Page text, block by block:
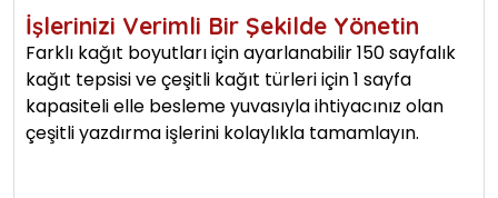
İşlerinizi Verimli Bir Şekilde Yönetin
Farklı kağıt boyutları için ayarlanabilir 150 sayfalık
kağıt tepsisi ve çeşitli kağıt türleri için 1 sayfa
kapasiteli elle besleme yuvasıyla ihtiyacınız olan
çeşitli yazdırma işlerini kolaylıkla tamamlayın.